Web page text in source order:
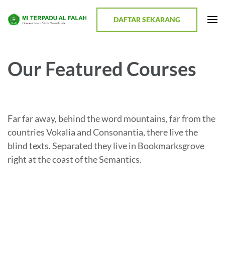
ke
Enter)
MI TERPADU AL FALAH
Terwujudnya Generasi Religius dan Berkualitas
DAFTAR SEKARANG
Our Featured Courses
Far far away, behind the word mountains, far from the
countries Vokalia and Consonantia, there live the
blind texts. Separated they live in Bookmarksgrove
right at the coast of the Semantics.